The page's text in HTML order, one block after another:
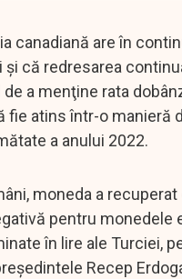
canadiană are în
că redresarea
a menţine rata
atins într-o manieră
a anului 2022.
moneda a
pentru
în lire ale Turciei,
Recep